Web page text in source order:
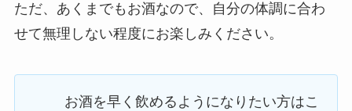
ただ、あくまでもお酒なので、自分の体調に合わ
せて無理しない程度にお楽しみください。
お酒を早く飲めるようになりたい方はこ